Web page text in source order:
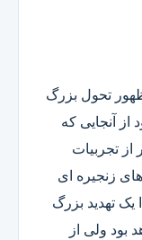
تحول بزرگ
از آنجایی که
از تجربیات
زنجیره ای
یک تهدید بزرگ
بود ولی از